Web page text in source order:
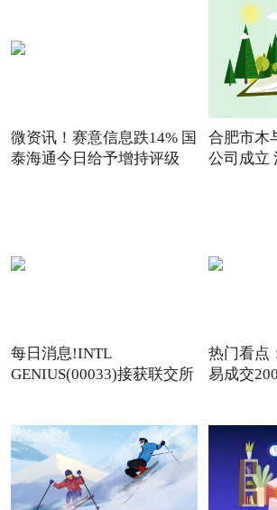
微资讯！赛意信息跌14% 国
泰海通今日给予增持评级
合肥市木
公司成立
每日消息!INTL
GENIUS(00033)接获联交所
热门看点
易成交